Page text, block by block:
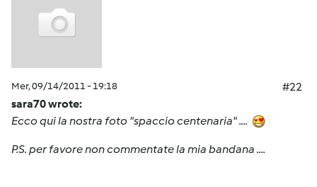
Mer, 09/14/2011 - 19:18
#22
sara70 wrote:
Ecco qui la nostra foto "spaccio centenaria" ....
P.S. per favore non commentate la mia bandana ....